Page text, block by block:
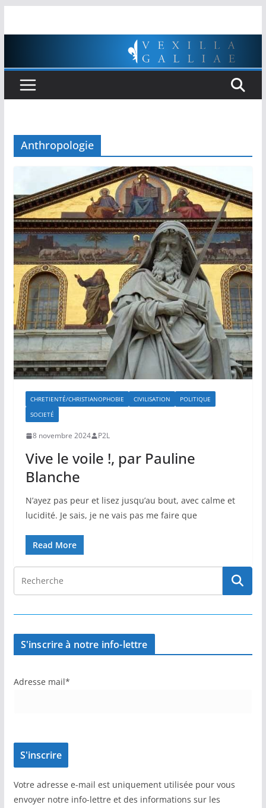
Anthropologie
CHRETIENTÉ/CHRISTIANOPHOBIE CIVILISATION
POLITIQUE
SOCIETÉ
8 novembre 2024 P2L
Vive le voile !, par Pauline
Blanche
N’ayez pas peur et lisez jusqu’au bout, avec calme et
lucidité. Je sais, je ne vais pas me faire que
Read More
S'inscrire à notre info-lettre
Adresse mail*
Votre adresse e-mail est uniquement utilisée pour vous
envoyer notre info-lettre et des informations sur les